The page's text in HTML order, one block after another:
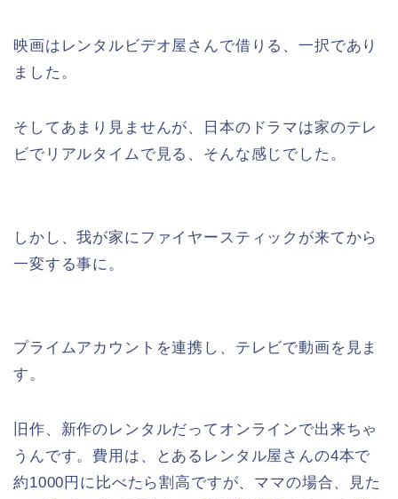
映画はレンタルビデオ屋さんで借りる、一択であり
ました。
そしてあまり見ませんが、日本のドラマは家のテレ
ビでリアルタイムで見る、そんな感じでした。
しかし、我が家にファイヤースティックが来てから
一変する事に。
プライムアカウントを連携し、テレビで動画を見ま
す。
旧作、新作のレンタルだってオンラインで出来ちゃ
うんです。費用は、とあるレンタル屋さんの4本で
約1000円に比べたら割高ですが、ママの場合、見た